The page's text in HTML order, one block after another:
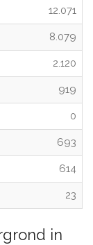
12.071
8.079
2.120
919
0
693
614
23
in